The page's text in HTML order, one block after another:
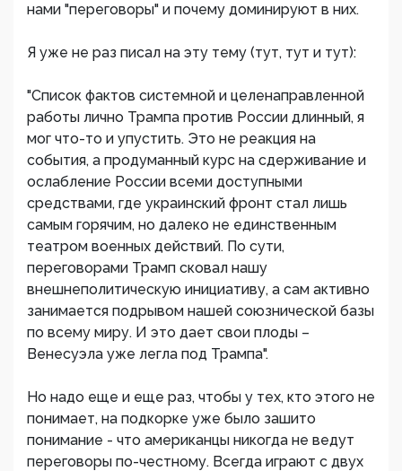
нами "переговоры" и почему доминируют в них.
Я уже не раз писал на эту тему (тут, тут и тут):
"Список фактов системной и целенаправленной
работы лично Трампа против России длинный, я
мог что-то и упустить. Это не реакция на
события, а продуманный курс на сдерживание и
ослабление России всеми доступными
средствами, где украинский фронт стал лишь
самым горячим, но далеко не единственным
театром военных действий. По сути,
переговорами Трамп сковал нашу
внешнеполитическую инициативу, а сам активно
занимается подрывом нашей союзнической базы
по всему миру. И это дает свои плоды –
Венесуэла уже легла под Трампа".
Но надо еще и еще раз, чтобы у тех, кто этого не
понимает, на подкорке уже было зашито
понимание - что американцы никогда не ведут
переговоры по-честному. Всегда играют с двух